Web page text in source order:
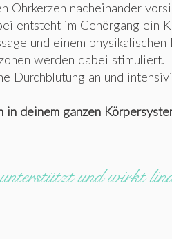
Ohrkerzen nacheinander
entsteht im Gehörgang ein
und einem physikalischen
werden dabei stimuliert.
Durchblutung an und
deinem ganzen
und wirkt